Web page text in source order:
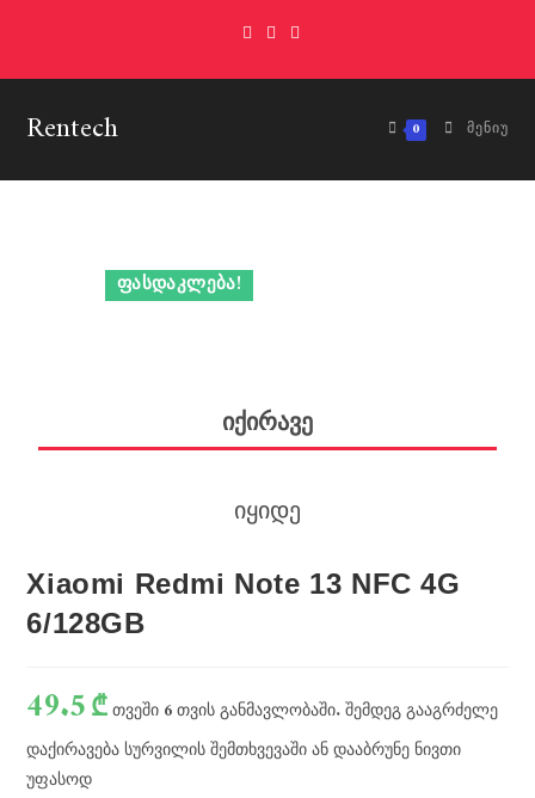
content
Rentech 0 ᲛᲔᲜᲘᲣ
ᲤᲐᲡᲓᲐᲙᲚᲔᲑᲐ!
იქირავე
იყიდე
Xiaomi Redmi Note 13 NFC 4G
6/128GB
49.5₾თვეში 6თვის განმავლობაში. შემდეგ გააგრძელე
დაქირავება სურვილის შემთხვევაში ან დააბრუნე ნივთი
უფასოდ